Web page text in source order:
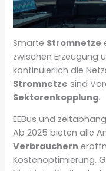
Smarte Stromnetze
zwischen Erzeugung
kontinuierlich die
Stromnetze sind
Sektorenkopplung.
EEBus und
Ab 2025 bieten alle
Verbrauchern
Kostenoptimierung.